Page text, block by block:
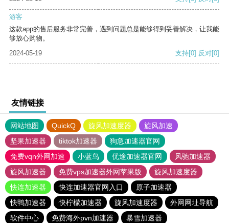
游客
这款app的售后服务非常完善，遇到问题总是能够得到妥善解决，让我能
够放心购物。
2024-05-19
支持[0] 反对[0]
友情链接
网站地图 QuickQ 旋风加速度器
旋风加速
坚果加速器
tiktok加速器
狗急加速器官网
免费vqn外网加速
小蓝鸟 优途加速器官网
风驰加速器
旋风加速器
免费vps加速器外网苹果版
旋风加速度器
快连加速器
快连加速器官网入口
原子加速器
快鸭加速器
快柠檬加速器 旋风加速度器
外网网址导航
软件中心
免费海外pvn加速器 暴雪加速器